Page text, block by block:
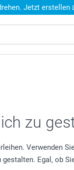
Jetzt erstellen
zu
Verwenden
Egal, ob